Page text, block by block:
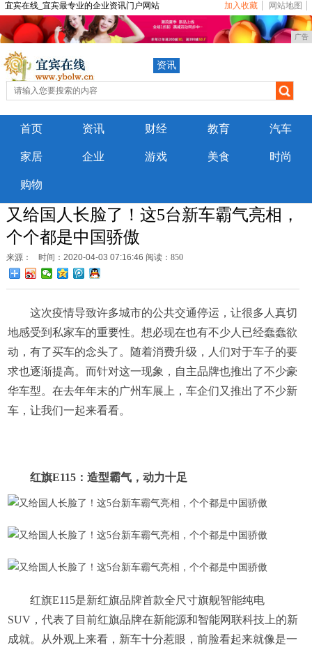
宜宾在线_宜宾最专业的企业资讯门户网站 加入收藏 网站地图
广告
资讯
首页 资讯 财经 教育 汽车
家居 企业 游戏 美食 时尚
购物
又给国人长脸了！这5台新车霸气亮相，
个个都是中国骄傲
来源： 时间：2020-04-03 07:16:46 阅读：850
这次疫情导致许多城市的公共交通停运，让很多人真切
地感受到私家车的重要性。想必现在也有不少人已经蠢蠢欲
动，有了买车的念头了。随着消费升级，人们对于车子的要
求也逐渐提高。而针对这一现象，自主品牌也推出了不少豪
华车型。在去年年末的广州车展上，车企们又推出了不少新
车，让我们一起来看看。
红旗E115：造型霸气，动力十足
红旗E115是新红旗品牌首款全尺寸旗舰智能纯电
SUV，代表了目前红旗品牌在新能源和智能网联科技上的新
成就。从外观上来看，新车十分惹眼，前脸看起来就像是一